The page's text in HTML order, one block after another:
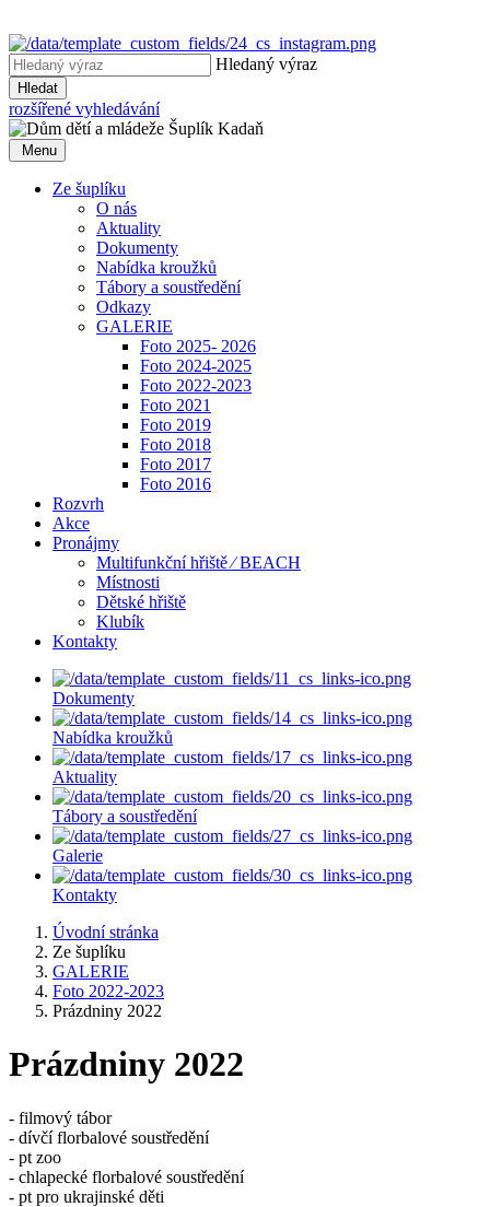
Hledaný výraz
Hledat
rozšířené vyhledávání
Menu
Ze šuplíku
O nás
Aktuality
Dokumenty
Nabídka kroužků
Tábory a soustředění
Odkazy
GALERIE
Foto 2025- 2026
Foto 2024-2025
Foto 2022-2023
Foto 2021
Foto 2019
Foto 2018
Foto 2017
Foto 2016
Rozvrh
Akce
Pronájmy
Multifunkční hřiště ⁄ BEACH
Místnosti
Dětské hřiště
Klubík
Kontakty
Dokumenty
Nabídka kroužků
Aktuality
Tábory a soustředění
Galerie
Kontakty
Úvodní stránka
Ze šuplíku
GALERIE
Foto 2022-2023
Prázdniny 2022
Prázdniny 2022
- filmový tábor
- dívčí florbalové soustředění
- pt zoo
- chlapecké florbalové soustředění
- pt pro ukrajinské děti